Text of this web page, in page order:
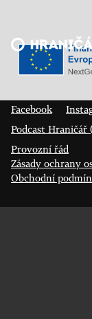
Veřejný sál
Facebook
Podcast Hraničář
Provozní řád
Zásady ochrany
Obchodní